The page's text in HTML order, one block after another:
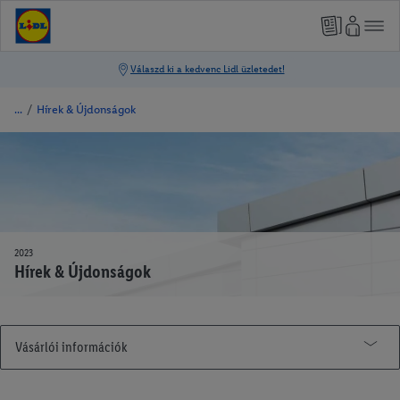
/ Hírek & Újdonságok
2023
Hírek & Újdonságok
Vásárlói információk